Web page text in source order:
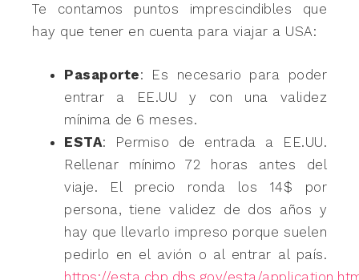
Te contamos puntos imprescindibles que
hay que tener en cuenta para viajar a USA:
Pasaporte: Es necesario para poder
entrar a EE.UU y con una validez
mínima de 6 meses.
ESTA: Permiso de entrada a EE.UU.
Rellenar mínimo 72 horas antes del
viaje. El precio ronda los 14$ por
persona, tiene validez de dos años y
hay que llevarlo impreso porque suelen
pedirlo en el avión o al entrar al país.
https://esta.cbp.dhs.gov/esta/